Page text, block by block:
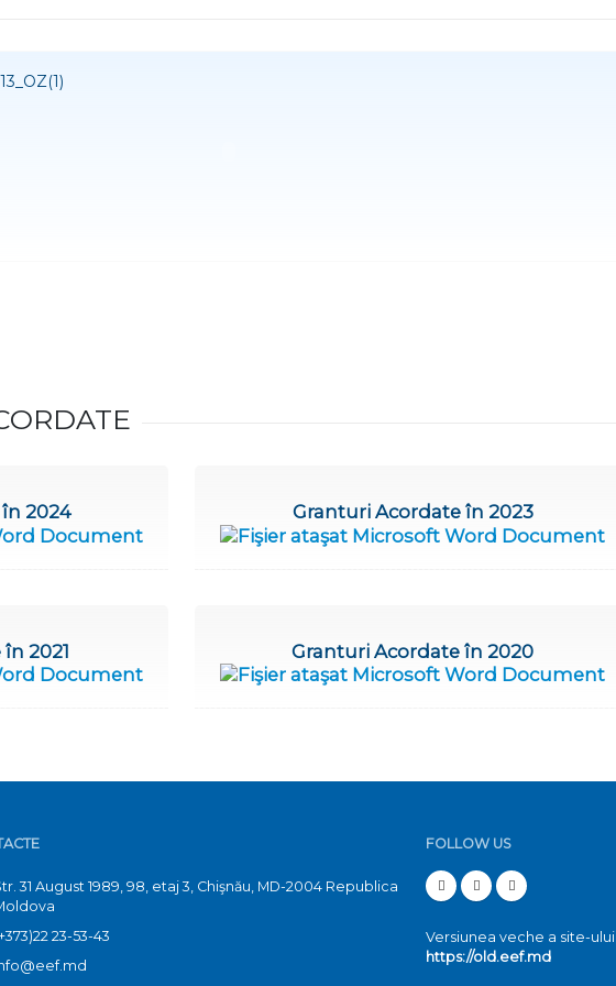
2024 Granturi Acordate în 2023
2021 Granturi Acordate în 2020
31 August 1989, 98, etaj 3, Chişnău, MD-2004 Republica
23-53-43
FOLLOW US
Versiunea veche a site-ului
https://old.eef.md